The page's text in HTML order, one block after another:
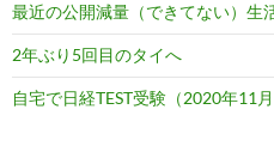
最近の公開減量（できてない）生
2年ぶり5回目のタイへ
自宅で日経TEST受験（2020年11月